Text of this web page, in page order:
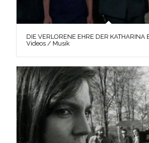
DIE VERLORENE EHRE DER
Videos / Musik